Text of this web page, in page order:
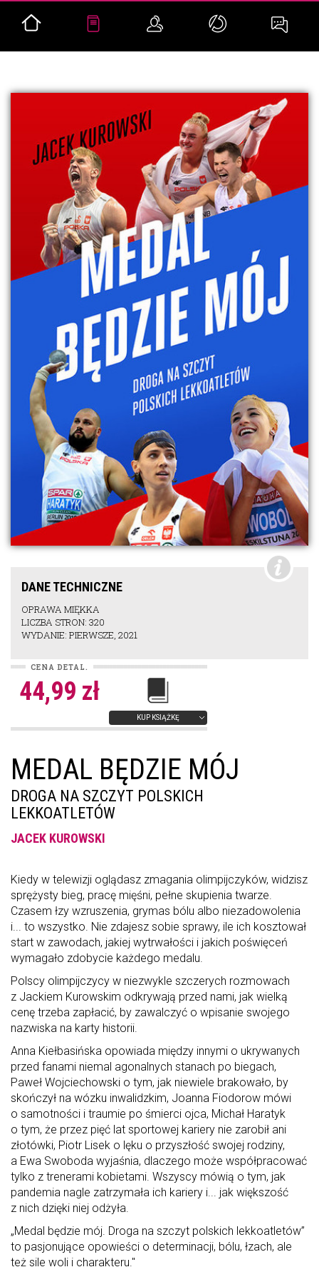
DANE TECHNICZNE
OPRAWA MIĘKKA
LICZBA STRON: 320
WYDANIE: PIERWSZE, 2021
CENA DETAL.
44,99 zł
KUP KSIĄŻKĘ
MEDAL BĘDZIE MÓJ
DROGA NA SZCZYT POLSKICH
LEKKOATLETÓW
JACEK KUROWSKI
Kiedy w telewizji oglądasz zmagania olimpijczyków, widzisz
sprężysty bieg, pracę mięśni, pełne skupienia twarze.
Czasem łzy wzruszenia, grymas bólu albo niezadowolenia
i... to wszystko. Nie zdajesz sobie sprawy, ile ich kosztował
start w zawodach, jakiej wytrwałości i jakich poświęceń
wymagało zdobycie każdego medalu.
Polscy olimpijczycy w niezwykle szczerych rozmowach
z Jackiem Kurowskim odkrywają przed nami, jak wielką
cenę trzeba zapłacić, by zawalczyć o wpisanie swojego
nazwiska na karty historii.
Anna Kiełbasińska opowiada między innymi o ukrywanych
przed fanami niemal agonalnych stanach po biegach,
Paweł Wojciechowski o tym, jak niewiele brakowało, by
skończył na wózku inwalidzkim, Joanna Fiodorow mówi
o samotności i traumie po śmierci ojca, Michał Haratyk
o tym, że przez pięć lat sportowej kariery nie zarobił ani
złotówki, Piotr Lisek o lęku o przyszłość swojej rodziny,
a Ewa Swoboda wyjaśnia, dlaczego może współpracować
tylko z trenerami kobietami. Wszyscy mówią o tym, jak
pandemia nagle zatrzymała ich kariery i... jak większość
z nich dzięki niej odżyła.
„Medal będzie mój. Droga na szczyt polskich lekkoatletów”
to pasjonujące opowieści o determinacji, bólu, łzach, ale
też sile woli i charakteru."